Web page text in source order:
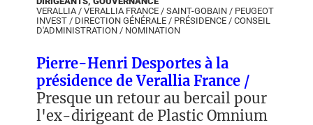
VERALLIA/ VERALLIA FRANCE / SAINT-GOBAIN / PEUGEOT
INVEST / DIRECTION GÉNÉRALE / PRÉSIDENCE / CONSEIL
D'ADMINISTRATION / NOMINATION
Pierre-Henri Desportes à la
présidence de Verallia France /
Presque un retour au bercail pour
l'ex-dirigeant de Plastic Omnium